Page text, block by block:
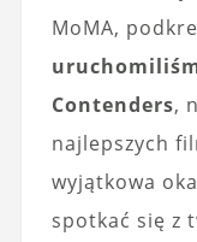
MoMA,
Contenders,
najlepszych
wyjątkowa
spotkać się z